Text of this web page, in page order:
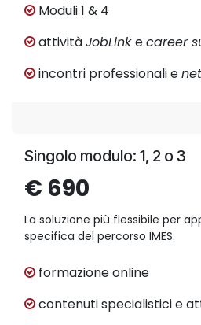
Moduli 1 & 4
attivitàJobLinkecareer
incontri professionali e
Singolo modulo: 1, 2 o 3
€ 690
La soluzione più flessibile per
specifica del percorso IMES.
formazione online
contenuti specialistici e